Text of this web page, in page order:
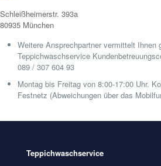
Schleißheimerstr. 393a
80935 München
Weitere Ansprechpartner vermittelt Ihnen
Teppichwaschservice
089 / 307 604 93
Montag bis Freitag von 8:00-17:00 Uhr.
Festnetz (Abweichungen über das
Teppichwaschservice